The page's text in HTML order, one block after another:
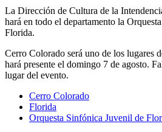
La Dirección de Cultura de la
hará en todo el departamento la
Florida.
Cerro Colorado será uno de los lugares
hará presente el domingo 7 de agosto.
lugar del evento.
Cerro Colorado
Florida
Orquesta Sinfónica Juvenil de